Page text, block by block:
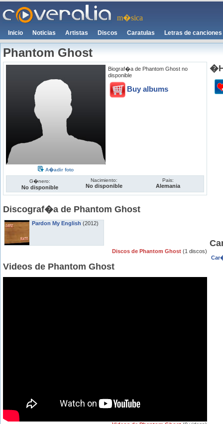
m�sica
Inicio Noticias Artistas Discos Caratulas Letras de canciones
Phantom Ghost
A�adir foto
Biograf�a de Phantom Ghost no
disponible
Buy albums
G�nero:
No disponible
Nacimiento:
No disponible
Pais:
Alemania
Discograf�a de Phantom Ghost
Pardon My English (2012)
Discos de Phantom Ghost (1 discos)
Videos de Phantom Ghost